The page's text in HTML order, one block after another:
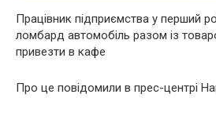
Працівник підприємства у перший
ломбард автомобіль разом із
привезти в кафе
Про це повідомили в прес-центрі